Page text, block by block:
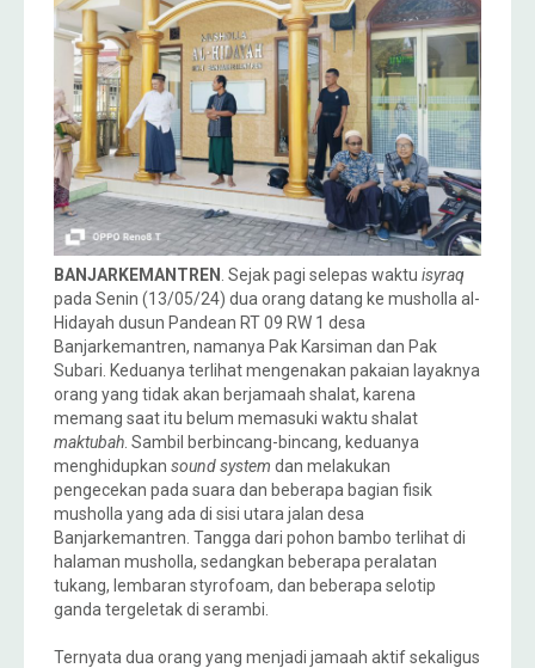
BANJARKEMANTREN . Sejak pagi selepas waktu isyraq
pada Senin (13/05/24) dua orang datang ke musholla al-
Hidayah dusun Pandean RT 09 RW 1 desa
Banjarkemantren, namanya Pak Karsiman dan Pak
Subari. Keduanya terlihat mengenakan pakaian layaknya
orang yang tidak akan berjamaah shalat, karena
memang saat itu belum memasuki waktu shalat
maktubah . Sambil berbincang-bincang, keduanya
menghidupkan sound system dan melakukan
pengecekan pada suara dan beberapa bagian fisik
musholla yang ada di sisi utara jalan desa
Banjarkemantren. Tangga dari pohon bambo terlihat di
halaman musholla, sedangkan beberapa peralatan
tukang, lembaran styrofoam, dan beberapa selotip
ganda tergeletak di serambi.
Ternyata dua orang yang menjadi jamaah aktif sekaligus